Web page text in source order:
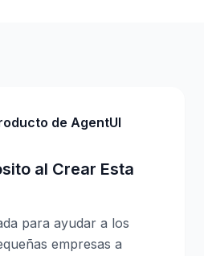
de AgentUI
al Crear Esta
para ayudar a los
empresas a